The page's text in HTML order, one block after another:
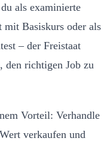
als examinierte
Basiskurs oder als
– der Freistaat
den richtigen Job zu
Vorteil: Verhandle
verkaufen und